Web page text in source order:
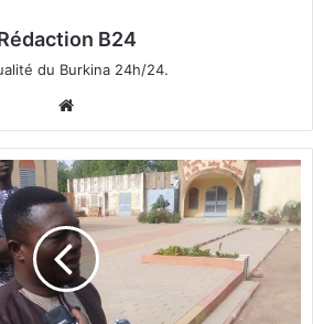
B24
du Burkina 24h/24.
bsi
te